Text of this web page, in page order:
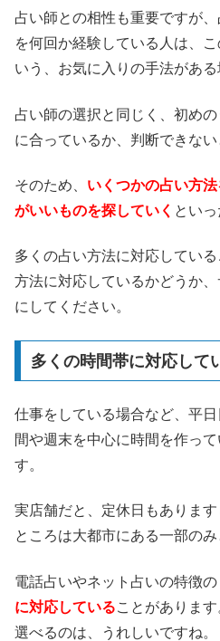
占い師との相性も重要ですが
を何回か経験している人は、
いう、お気に入りの手法がある
占い師の選択と同じく、初め
に合っているか、判断できない
そのため、 いくつかの占い方
がいいものを探していく とい
多くの占い方法に対応してい
方法に対応しているかどうか
にしてください。
多くの時間帯に対応して
仕事をしている場合など、平
間や週末を中心に時間を作っ
す。
実店舗だと、定休日もありま
ところは大都市にある一部のみ
電話占いやネット占いの特徴の
に対応していることがありま
選べるのは、うれしいですね。